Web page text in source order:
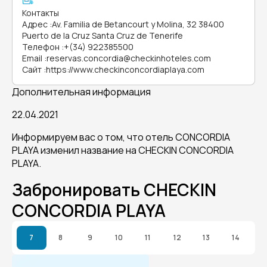
Контакты
Адрес :Av. Familia de Betancourt y Molina, 32 38400
Puerto de la Cruz Santa Cruz de Tenerife
Телефон :+(34) 922385500
Email :reservas.concordia@checkinhoteles.com
Сайт :https://www.checkinconcordiaplaya.com
Дополнительная информация
22.04.2021
Информируем вас о том, что отель CONCORDIA
PLAYA изменил название на CHECKIN CONCORDIA
PLAYA.
Забронировать CHECKIN
CONCORDIA PLAYA
7 8 9 10 11 12 13 14